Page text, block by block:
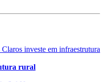
rural